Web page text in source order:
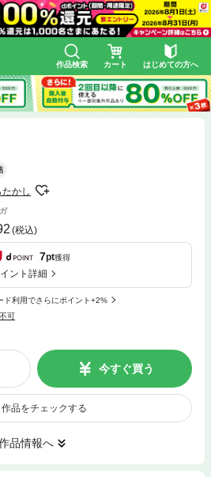
作品検索 カート はじめての方へ
たかし
(税込)
7pt獲得
ント詳細
ド利用でさらにポイント+2%
可
今すぐ買う
作品をチェックする
品情報へ